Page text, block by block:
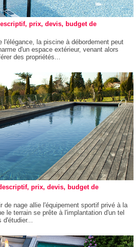
prix, devis, budget de
l'élégance, la piscine à débordement peut
d'un espace extérieur, venant alors
des propriétés...
prix, devis, budget de
de nage allie l'équipement sportif privé à la
le terrain se prête à l'implantation d'un tel